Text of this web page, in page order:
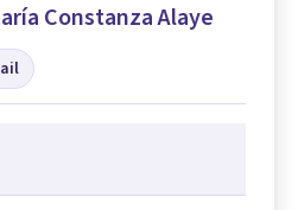
Constanza Alaye